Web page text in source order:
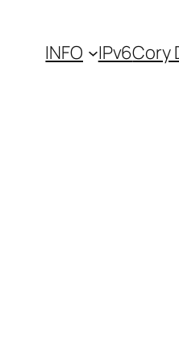
INFO IPv6Cory